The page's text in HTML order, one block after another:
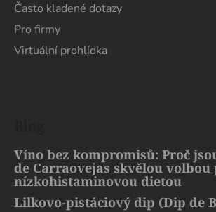
Často kladené dotazy
Pro firmy
Virtuální prohlídka
Víno bez kompromisů: Proč
de Carraovejas skvělou
nízkohistaminovou dietou
Lilkovo-pistáciový dip (Dip de